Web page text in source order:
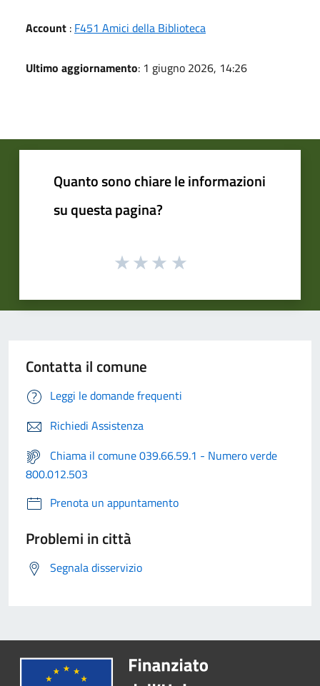
Account : F451 Amici della Biblioteca
Ultimo aggiornamento: 1 giugno 2026, 14:26
Quanto sono chiare le informazioni
su questa pagina?
Contatta il comune
Leggi le domande frequenti
Richiedi Assistenza
Chiama il comune 039.66.59.1 - Numero verde
800.012.503
Prenota un appuntamento
Problemi in città
Segnala disservizio